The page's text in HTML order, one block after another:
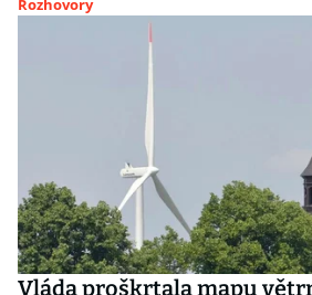
Rozhovory
Vláda proškrtala mapu